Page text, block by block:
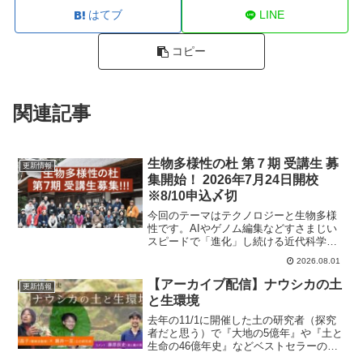
はてブ LINE
コピー
関連記事
更新情報
生物多様性の杜 第７期 受講生 募
集開始！ 2026年7月24日開校
※8/10申込〆切
今回のテーマはテクノロジーと生物多様
性です。AIやゲノム編集などすさまじい
スピードで「進化」し続ける近代科学技
術とそれに否応なく巻き込まれていくわ
たし達の社会は、自然とどう向き合って
いけば良いのか…これまでも様々な科学
技術が起こってきましたが、今進行して
いる事態は同じパラダイムで捉えていて
良いのか…近代科学と自然の関係史から
じっくり解いてみたいと考えています。
2026.08.01
更新情報
【アーカイブ配信】ナウシカの土
と生環境
去年の11/1に開催した土の研究者（探究
者だと思う）で『大地の5億年』や『土と
生命の46億年史』などベストセラーの著